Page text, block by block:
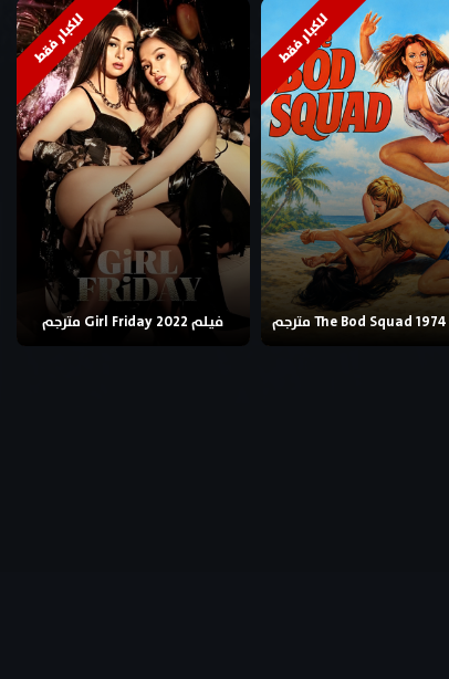
للكبار فقط للكبار فقط
فيلم Girl Friday 2022 مترجم